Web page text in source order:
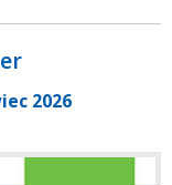
2026